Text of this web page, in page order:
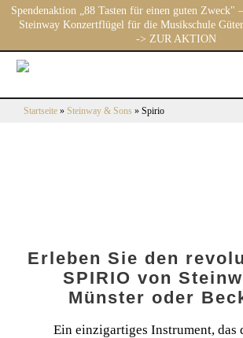
Spendenaktion „88 Tasten für einen guten Zweck"
Steinway Konzertflügel für die Musikschule
-> ZUR AKTION
Startseite » Steinway & Sons » Spirio
Erleben Sie den
SPIRIO von
Münster oder
Ein einzigartiges Instrument, das